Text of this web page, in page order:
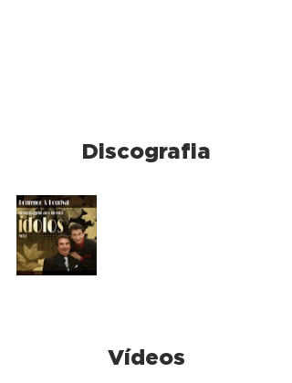
Discografia
Vídeos